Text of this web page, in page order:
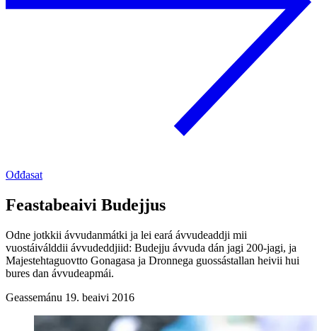
Ođđasat
Feastabeaivi Budejjus
Odne jotkkii ávvudanmátki ja lei eará ávvudeaddji mii
vuostáiválddii ávvudeddjiid: Budejju ávvuda dán jagi 200-jagi, ja
Majestehtaguovtto Gonagasa ja Dronnega guossástallan heivii hui
bures dan ávvudeapmái.
Geassemánu 19. beaivi 2016